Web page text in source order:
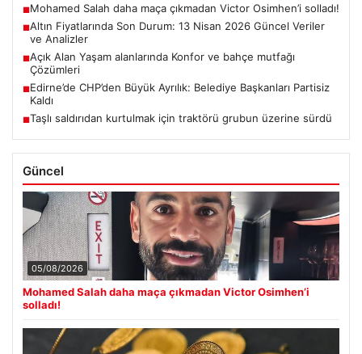
■Mohamed Salah daha maça çıkmadan Victor Osimhen’i solladı!
■Altın Fiyatlarında Son Durum: 13 Nisan 2026 Güncel Veriler
ve Analizler
■Açık Alan Yaşam alanlarında Konfor ve bahçe mutfağı
Çözümleri
■Edirne’de CHP’den Büyük Ayrılık: Belediye Başkanları Partisiz
Kaldı
■Taşlı saldırıdan kurtulmak için traktörü grubun üzerine sürdü
Güncel
05/08/2026
Mohamed Salah daha maça çıkmadan Victor Osimhen’i
solladı!